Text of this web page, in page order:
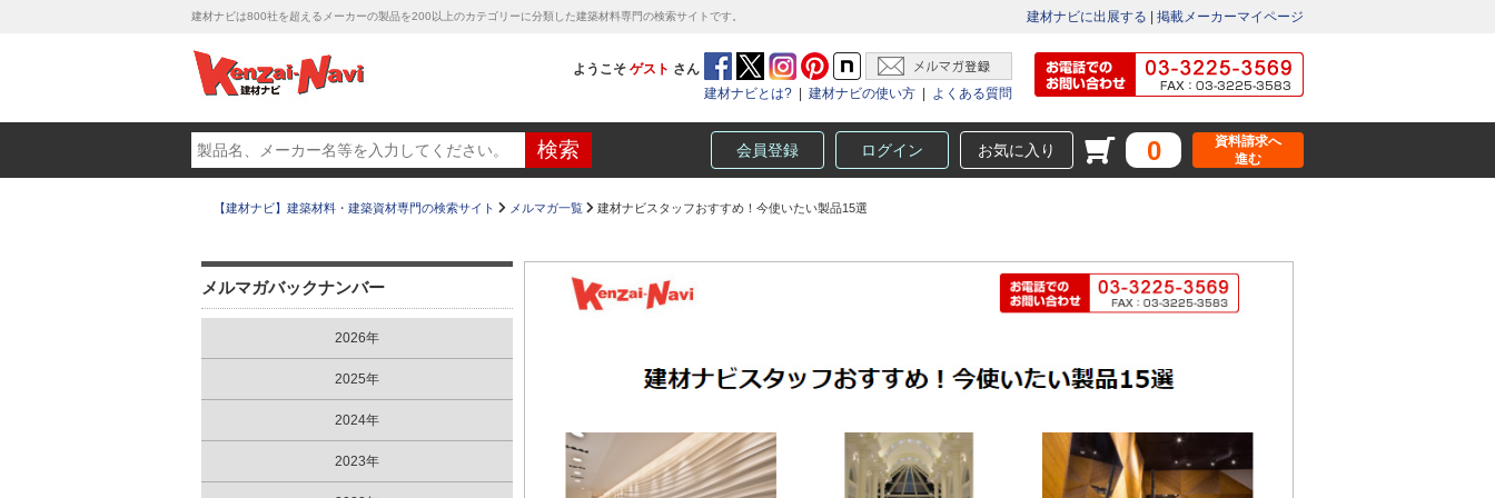
建材ナビは800社を超えるメーカーの製品を200以上のカテゴリーに分類した建築材料専門の検索サイトです。 建材ナビに出展する 掲載メーカーマイページ
ようこそ ゲスト さん
建材ナビとは?
建材ナビの使い方 よくある質問
会員登録 ログイン お気に入り 0
資料請求へ
進む
【建材ナビ】建築材料・建築資材専門の検索サイト メルマガ一覧 建材ナビスタッフおすすめ！今使いたい製品15選
メルマガバックナンバー
2026年
2025年
2024年
2023年